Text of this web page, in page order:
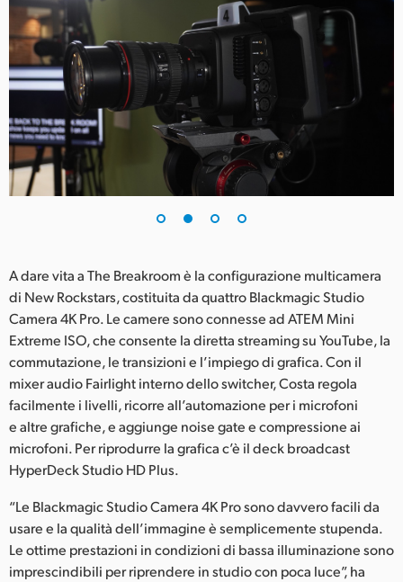
A dare vita a The Breakroom è la configurazione multicamera
di New Rockstars, costituita da quattro Blackmagic Studio
Camera 4K Pro. Le camere sono connesse ad ATEM Mini
Extreme ISO, che consente la diretta streaming su YouTube, la
commutazione, le transizioni e l’impiego di grafica. Con il
mixer audio Fairlight interno dello switcher, Costa regola
facilmente i livelli, ricorre all’automazione per i microfoni
e altre grafiche, e aggiunge noise gate e compressione ai
microfoni. Per riprodurre la grafica c’è il deck broadcast
HyperDeck Studio HD Plus.
“Le Blackmagic Studio Camera 4K Pro sono davvero facili da
usare e la qualità dell’immagine è semplicemente stupenda.
Le ottime prestazioni in condizioni di bassa illuminazione sono
imprescindibili per riprendere in studio con poca luce”, ha